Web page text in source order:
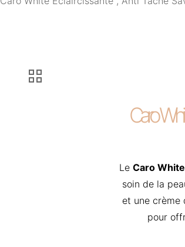
Caro
Le Caro
soin de la
et une crème
pour